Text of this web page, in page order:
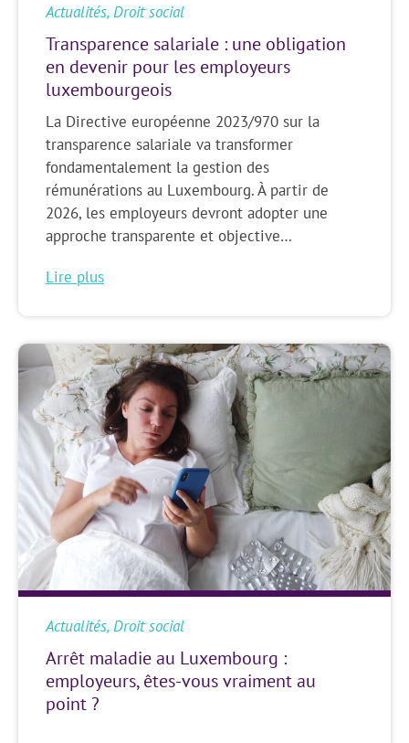
Actualités,Droit social
Transparence salariale : une obligation
en devenir pour les employeurs
luxembourgeois
La Directive européenne 2023/970 sur la
transparence salariale va transformer
fondamentalement la gestion des
rémunérations au Luxembourg. À partir de
2026, les employeurs devront adopter une
approche transparente et objective…
Lire plus
Actualités,Droit social
Arrêt maladie au Luxembourg :
employeurs, êtes-vous vraiment au
point ?